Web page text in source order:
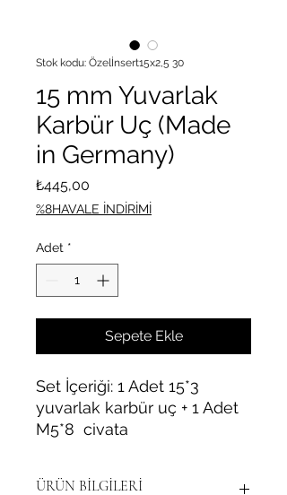
Stok kodu: Özelİnsert15x2,5 30
15 mm Yuvarlak
Karbür Uç (Made
in Germany)
₺445,00
%8HAVALE İNDİRİMİ
Adet *
Sepete Ekle
Set İçeriği: 1 Adet 15*3
yuvarlak karbür uç + 1 Adet
M5*8 civata
ÜRÜN BİLGİLERİ